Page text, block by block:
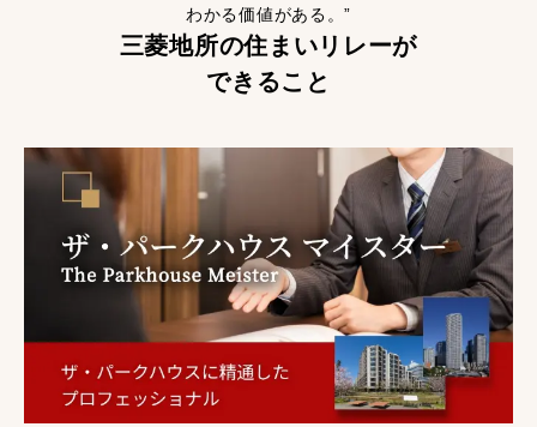
わかる価値がある。”
三菱地所の住まいリレーが
できること